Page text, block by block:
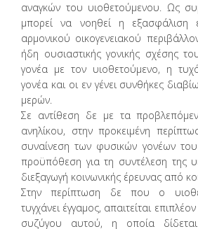
αναγκών του υιοθετούμενου. Ως
μπορεί να νοηθεί η εξασφάλιση
αρμονικού οικογενειακού
ήδη ουσιαστικής γονικής σχέσης
γονέα με τον υιοθετούμενο, η
γονέα και οι εν γένει συνθήκες
μερών.
Σε αντίθεση δε με τα
ανηλίκου, στην προκειμένη
συναίνεση των φυσικών γονέων
προϋπόθεση για τη συντέλεση της
διεξαγωγή κοινωνικής έρευνας από
Στην περίπτωση δε που ο
τυγχάνει έγγαμος, απαιτείται
συζύγου αυτού, η οποία